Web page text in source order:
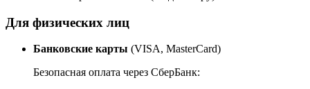
Для физических лиц
Банковские карты (VISA, MasterCard)
Безопасная оплата через СберБанк: